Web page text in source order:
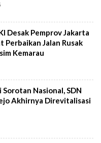
Desak Pemprov Jakarta
Perbaikan Jalan Rusak
Kemarau
Sorotan Nasional, SDN
Akhirnya Direvitalisasi